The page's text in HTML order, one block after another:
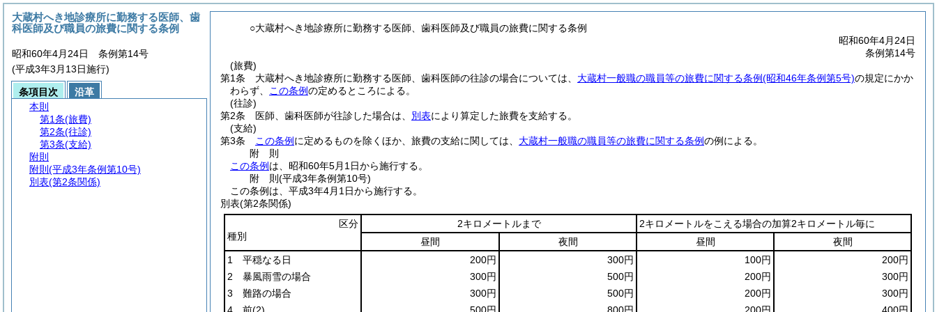
○大蔵村へき地診療所に勤務する医師、歯科医師及び職員の旅費に関する条例
昭和60年4月24日
条例第14号
(旅費)
第1条
大蔵村へき地診療所に勤務する医師、歯科医師の往診の場合については、 大蔵村一般職の職員等の旅費に関する条例(昭和46年条例第5号)の規定にかか
わらず、
この条例の定めるところによる。
(往診)
第2条
医師、歯科医師が往診した場合は、 別表により算定した旅費を支給する。
(支給)
第3条
この条例 に定めるものを除くほか、旅費の支給に関しては、 大蔵村一般職の職員等の旅費に関する条例の例による。
附 則
この条例 は、昭和60年5月1日から施行する。
附 則(平成3年条例第10号)
この条例は、平成3年4月1日から施行する。
別表(第2条関係)
区分
種別
2キロメートルまで
2キロメートルをこえる場合の加算2キロメートル毎に
昼間
夜間 昼間
夜間
1 平穏なる日
200円 300円 100円
200円
2 暴風雨雪の場合
300円 500円 200円
300円
3 難路の場合
300円 500円 200円
300円
大蔵村へき地診療所に勤務する医師、歯
科医師及び職員の旅費に関する条例
昭和60年4月24日 条例第14号
(平成3年3月13日施行)
条項目次
沿革
本則
第1条(旅費)
第2条(往診)
第3条(支給)
附則
附則 (平成3年条例第10号)
別表(第2条関係)